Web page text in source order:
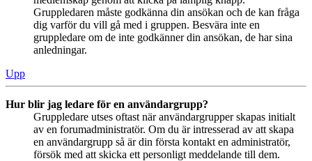
Gruppledaren måste godkänna din ansökan och de kan fråga
dig varför du vill gå med i gruppen. Besvära inte en
gruppledare om de inte godkänner din ansökan, de har sina
anledningar.
Upp
Hur blir jag ledare för en användargrupp?
Gruppledare utses oftast när användargrupper skapas initialt
av en forumadministratör. Om du är intresserad av att skapa
en användargrupp så är din första kontakt en administratör,
försök med att skicka ett personligt meddelande till dem.